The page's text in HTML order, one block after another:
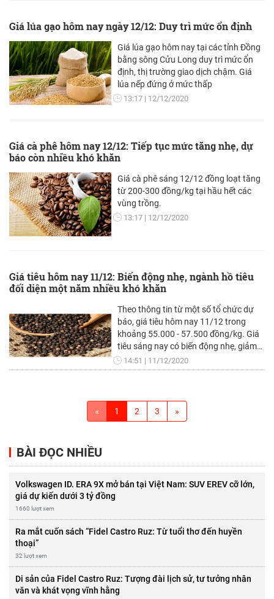
70.000 đồng/kg
Giá lúa gạo hôm nay ngày 12/12: Duy trì mức ổn định
Giá lúa gạo hôm nay tại các tỉnh Đồng
bằng sông Cửu Long duy trì mức ổn
định, thị trường giao dịch chậm. Giá
lúa nếp đứng ở mức thấp
13:17 12/12/2020
Giá cà phê hôm nay 12/12: Tiếp tục mức tăng nhẹ, dự
báo còn nhiều khó khăn
Giá cà phê sáng 12/12 đồng loạt tăng
từ 200-300 đồng/kg tại hầu hết các
vùng trồng.
13:17 12/12/2020
Giá tiêu hôm nay 11/12: Biến động nhẹ, ngành hồ tiêu
đối diện một năm nhiều khó khăn
Theo thông tin từ một số tổ chức dự
báo, giá tiêu hôm nay 11/12 trong
khoảng 55.000 - 57.500 đồng/kg. Giá
tiêu sáng nay có biến động nhẹ, giảm
500 đồng/kg tại Đồng Nai. Các vùng
khác giữ ổn định
14:51 11/12/2020
« 1 2 3 »
BÀI ĐỌC NHIỀU
Volkswagen ID. ERA 9X mở bán tại Việt Nam: SUV EREV cỡ lớn,
giá dự kiến dưới 3 tỷ đồng
1660 lượt xem
Ra mắt cuốn sách “Fidel Castro Ruz: Từ tuổi thơ đến huyền
thoại”
32 lượt xem
Di sản của Fidel Castro Ruz: Tượng đài lịch sử, tư tưởng nhân
văn và khát vọng vĩnh hằng